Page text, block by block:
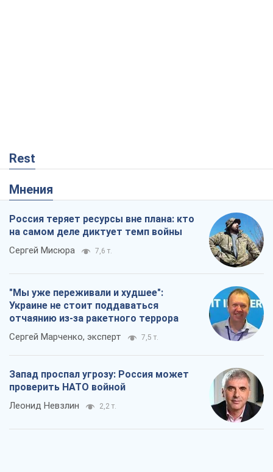
Rest
Мнения
Россия теряет ресурсы вне плана: кто
на самом деле диктует темп войны
Сергей Мисюра 7,6 т.
"Мы уже переживали и худшее":
Украине не стоит поддаваться
отчаянию из-за ракетного террора
Сергей Марченко, эксперт 7,5 т.
Запад проспал угрозу: Россия может
проверить НАТО войной
Леонид Невзлин 2,2 т.